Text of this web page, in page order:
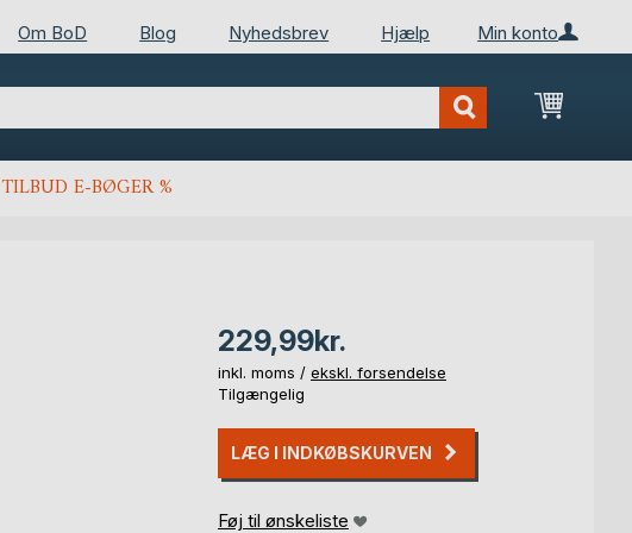
Min konto
Om BoD Blog Nyhedsbrev Hjælp
Min
TILBUD E-BØGER %
229,99kr.
inkl. moms / ekskl. forsendelse
Tilgængelig
LÆG I INDKØBSKURVEN
Føj til ønskeliste